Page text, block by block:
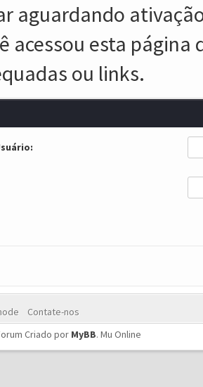
aguardando
acessou esta
ou links.
Contate-nos
Criado por MyBB. Mu Online